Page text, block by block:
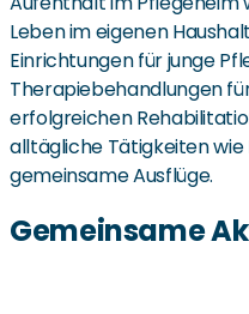
Leben im eigenen
Einrichtungen für junge
Therapiebehandlungen
erfolgreichen
alltägliche Tätigkeiten
gemeinsame Ausflüge.
Gemeinsame